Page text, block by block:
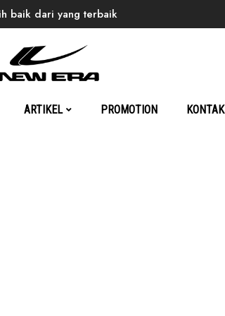
baik dari yang terbaik
ARTIKEL PROMOTION KONTAK